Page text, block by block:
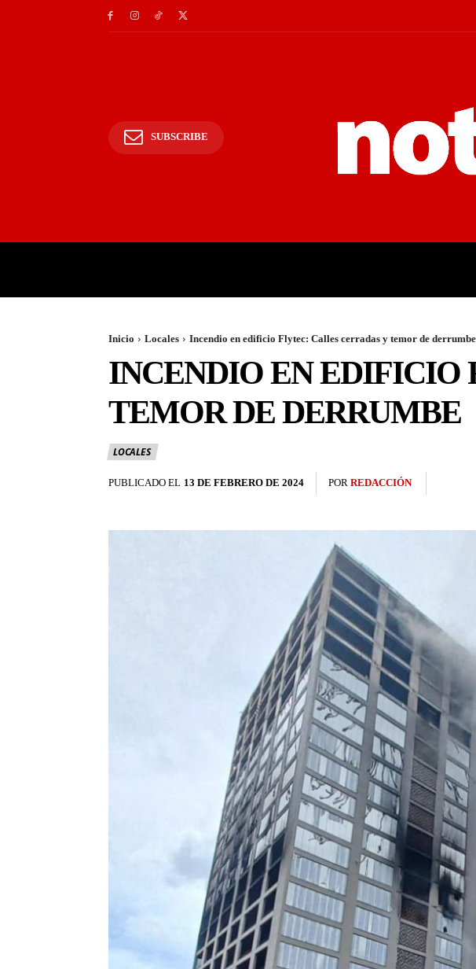
SUBSCRIBE
Inicio Locales Incendio en edificio Flytec: Calles cerradas y temor de derrumbe
INCENDIO EN EDIFICIO
TEMOR DE DERRUMBE
LOCALES
PUBLICADO EL 13 DE FEBRERO DE 2024 POR REDACCIÓN